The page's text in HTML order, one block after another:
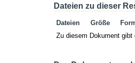
Dateien zu dieser
Dateien Größe
Zu diesem Dokument gibt